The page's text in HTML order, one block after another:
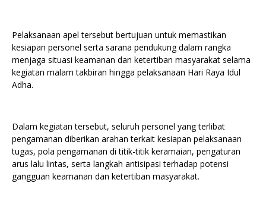
Pelaksanaan apel tersebut bertujuan untuk memastikan
kesiapan personel serta sarana pendukung dalam rangka
menjaga situasi keamanan dan ketertiban masyarakat selama
kegiatan malam takbiran hingga pelaksanaan Hari Raya Idul
Adha.
Dalam kegiatan tersebut, seluruh personel yang terlibat
pengamanan diberikan arahan terkait kesiapan pelaksanaan
tugas, pola pengamanan di titik-titik keramaian, pengaturan
arus lalu lintas, serta langkah antisipasi terhadap potensi
gangguan keamanan dan ketertiban masyarakat.